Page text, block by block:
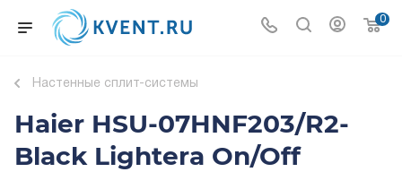
0
Настенные сплит-системы
Haier HSU-07HNF203/R2-
Black Lightera On/Off